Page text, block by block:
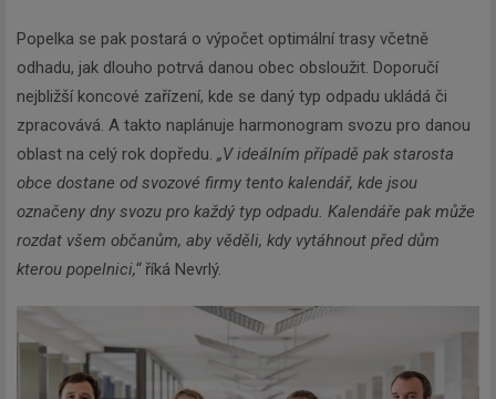
Popelka se pak postará o výpočet optimální trasy včetně
odhadu, jak dlouho potrvá danou obec obsloužit. Doporučí
nejbližší koncové zařízení, kde se daný typ odpadu ukládá či
zpracovává. A takto naplánuje harmonogram svozu pro danou
oblast na celý rok dopředu. „V ideálním případě pak starosta
obce dostane od svozové firmy tento kalendář, kde jsou
označeny dny svozu pro každý typ odpadu. Kalendáře pak může
rozdat všem občanům, aby věděli, kdy vytáhnout před dům
kterou popelnici,“říká Nevrlý.